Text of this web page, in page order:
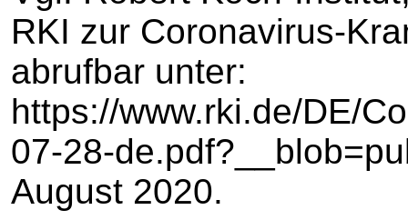
RKI zur Coronavirus-
abrufbar unter:
https://www.rki.de/DE/
07-28-
August 2020.